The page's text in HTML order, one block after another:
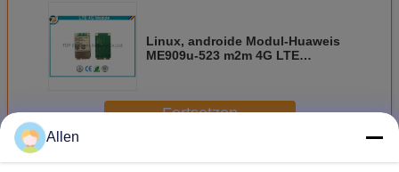
Linux, androide Modul-Huaweis
ME909u-523 m2m 4G LTE
Fortsetzen
Mehr4G 5G-Modul
Allen